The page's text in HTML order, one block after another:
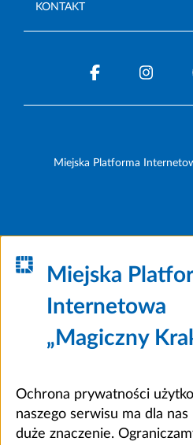
KONTAKT
Miejska Platforma
Miejska
Internetowa
„Magiczny
Ochrona prywatności
naszego serwisu ma dla nas
duże znaczenie.